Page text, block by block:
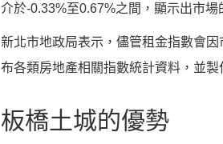
介於-0.33%至0.67%之間，顯示出市場
新北市地政局表示，儘管租金指數會
布各類房地產相關指數統計資料，並
板橋土城的優勢